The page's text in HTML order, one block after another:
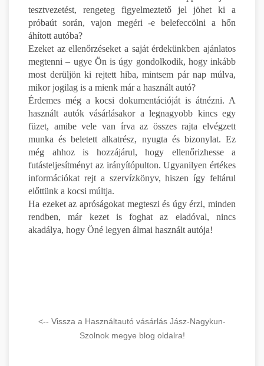
tesztvezetést, rengeteg figyelmeztető jel jöhet ki a
próbaút során, vajon megéri -e belefeccölni a hőn
áhított autóba?
Ezeket az ellenőrzéseket a saját érdekünkben ajánlatos
megtenni – ugye Ön is úgy gondolkodik, hogy inkább
most derüljön ki rejtett hiba, mintsem pár nap múlva,
mikor jogilag is a mienk már a használt autó?
Érdemes még a kocsi dokumentációját is átnézni. A
használt autók vásárlásakor a legnagyobb kincs egy
füzet, amibe vele van írva az összes rajta elvégzett
munka és beletett alkatrész, nyugta és bizonylat. Ez
még ahhoz is hozzájárul, hogy ellenőrizhesse a
futásteljesítményt az irányítópulton. Ugyanilyen értékes
információkat rejt a szervízkönyv, hiszen így feltárul
előttünk a kocsi múltja.
Ha ezeket az apróságokat megteszi és úgy érzi, minden
rendben, már kezet is foghat az eladóval, nincs
akadálya, hogy Öné legyen álmai használt autója!
<-- Vissza a Használtautó vásárlás Jász-Nagykun-
Szolnok megye blog oldalra!